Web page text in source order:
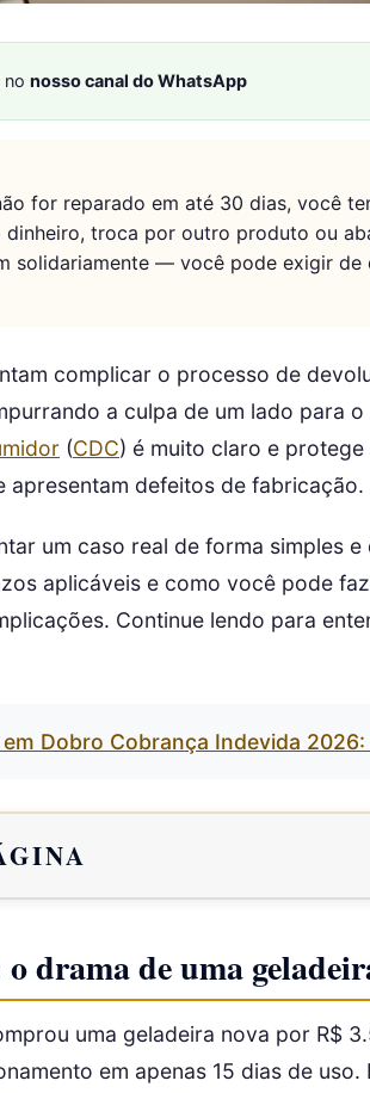
no nosso canal do WhatsApp
for reparado em até 30 dias, você
troca por outro produto ou
solidariamente — você pode exigir de
complicar o processo de
a culpa de um lado para
(CDC) é muito claro e
defeitos de fabricação.
um caso real de forma simples
aplicáveis e como você pode
Continue lendo para
Dobro Cobrança Indevida
drama de uma
uma geladeira nova por R$
em apenas 15 dias de